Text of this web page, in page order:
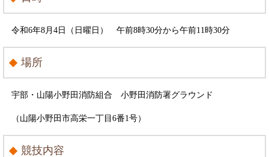
令和6年8月4日（日曜日） 午前8時30分から午前11時30分
場所
宇部・山陽小野田消防組合 小野田消防署グラウンド
（山陽小野田市高栄一丁目6番1号）
競技内容